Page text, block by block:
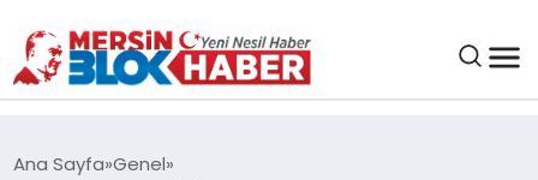
Ana Sayfa Genel